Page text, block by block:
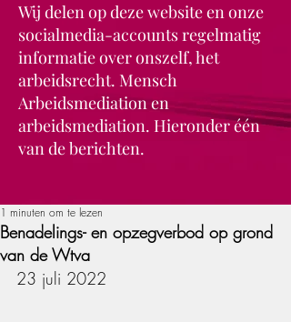
Wij delen op deze website en onze
socialmedia-accounts regelmatig
informatie over onszelf, het
arbeidsrecht. Mensch
Arbeidsmediation en
arbeidsmediation. Hieronder één
van de berichten.
Benadelings- en opzegverbod op grond
van de Wtva
1 minuten om te lezen
23 juli 2022